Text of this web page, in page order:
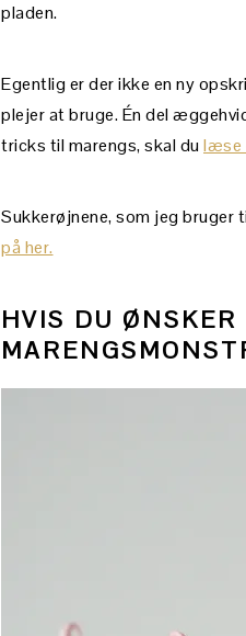
pladen.
Egentlig er der ikke en ny
plejer at bruge. Én del
tricks til marengs, skal du læse
Sukkerøjnene, som jeg bruger
på her.
HVIS DU ØNSKER